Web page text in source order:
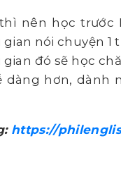
nên học trước
nói chuyện 1
đó sẽ học
dàng hơn, dành
https://